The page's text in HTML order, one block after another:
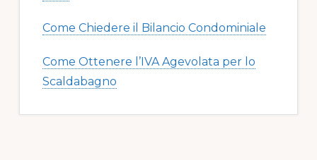
Come Chiedere il Bilancio Condominiale
Come Ottenere l’IVA Agevolata per lo
Scaldabagno